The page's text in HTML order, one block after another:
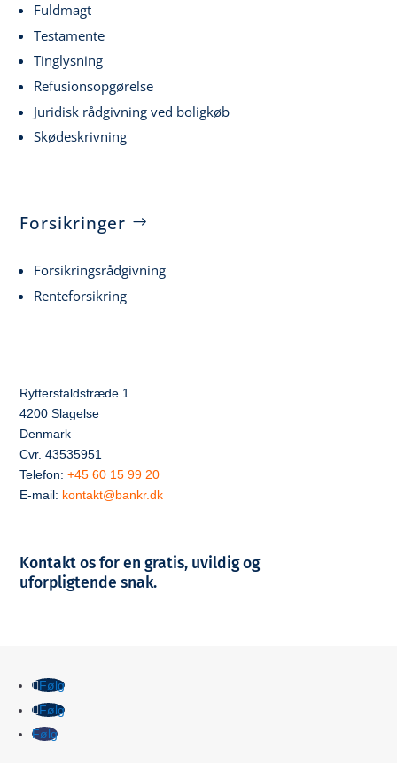
Fuldmagt
Testamente
Tinglysning
Refusionsopgørelse
Juridisk rådgivning ved boligkøb
Skødeskrivning
Forsikringer
Forsikringsrådgivning
Renteforsikring
Rytterstaldstræde 1
4200 Slagelse
Denmark
Cvr. 43535951
Telefon:+45 60 15 99 20
E-mail: kontakt@bankr.dk
Kontakt os for en gratis, uvildig og
uforpligtende snak.
Følg
Følg
Følg